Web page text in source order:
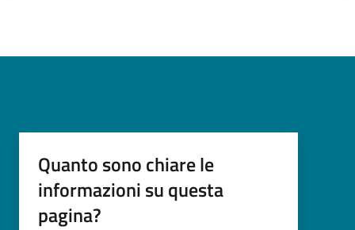
Quanto sono chiare le
informazioni su questa
pagina?